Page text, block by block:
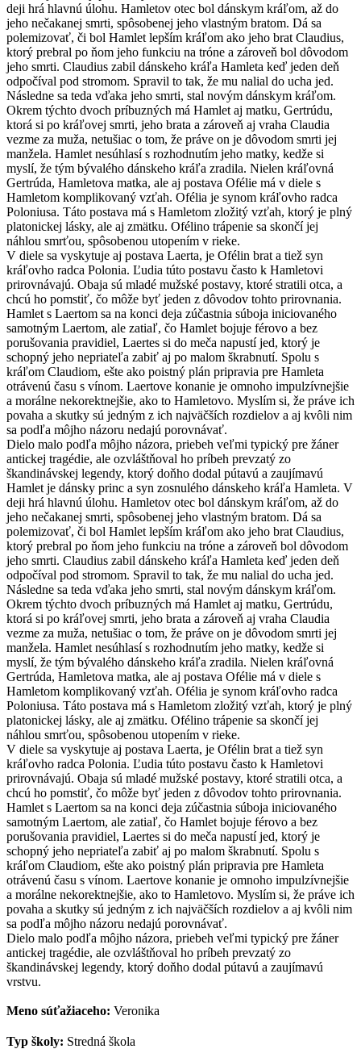
deji hrá hlavnú úlohu. Hamletov otec bol dánskym kráľom, až do
jeho nečakanej smrti, spôsobenej jeho vlastným bratom. Dá sa
polemizovať, či bol Hamlet lepším kráľom ako jeho brat Claudius,
ktorý prebral po ňom jeho funkciu na tróne a zároveň bol dôvodom
jeho smrti. Claudius zabil dánskeho kráľa Hamleta keď jeden deň
odpočíval pod stromom. Spravil to tak, že mu nalial do ucha jed.
Následne sa teda vďaka jeho smrti, stal novým dánskym kráľom.
Okrem týchto dvoch príbuzných má Hamlet aj matku, Gertrúdu,
ktorá si po kráľovej smrti, jeho brata a zároveň aj vraha Claudia
vezme za muža, netušiac o tom, že práve on je dôvodom smrti jej
manžela. Hamlet nesúhlasí s rozhodnutím jeho matky, kedže si
myslí, že tým bývalého dánskeho kráľa zradila. Nielen kráľovná
Gertrúda, Hamletova matka, ale aj postava Ofélie má v diele s
Hamletom komplikovaný vzťah. Ofélia je synom kráľovho radca
Poloniusa. Táto postava má s Hamletom zložitý vzťah, ktorý je plný
platonickej lásky, ale aj zmätku. Ofélino trápenie sa skončí jej
náhlou smrťou, spôsobenou utopením v rieke.
V diele sa vyskytuje aj postava Laerta, je Ofélin brat a tiež syn
kráľovho radca Polonia. Ľudia túto postavu často k Hamletovi
prirovnávajú. Obaja sú mladé mužské postavy, ktoré stratili otca, a
chcú ho pomstiť, čo môže byť jeden z dôvodov tohto prirovnania.
Hamlet s Laertom sa na konci deja zúčastnia súboja iniciovaného
samotným Laertom, ale zatiaľ, čo Hamlet bojuje férovo a bez
porušovania pravidiel, Laertes si do meča napustí jed, ktorý je
schopný jeho nepriateľa zabiť aj po malom škrabnutí. Spolu s
kráľom Claudiom, ešte ako poistný plán pripravia pre Hamleta
otrávenú času s vínom. Laertove konanie je omnoho impulzívnejšie
a morálne nekorektnejšie, ako to Hamletovo. Myslím si, že práve ich
povaha a skutky sú jedným z ich najväčších rozdielov a aj kvôli nim
sa podľa môjho názoru nedajú porovnávať.
Dielo malo podľa môjho názora, priebeh veľmi typický pre žáner
antickej tragédie, ale ozvláštňoval ho príbeh prevzatý zo
škandinávskej legendy, ktorý doňho dodal pútavú a zaujímavú
Hamlet je dánsky princ a syn zosnulého dánskeho kráľa Hamleta. V
deji hrá hlavnú úlohu. Hamletov otec bol dánskym kráľom, až do
jeho nečakanej smrti, spôsobenej jeho vlastným bratom. Dá sa
polemizovať, či bol Hamlet lepším kráľom ako jeho brat Claudius,
ktorý prebral po ňom jeho funkciu na tróne a zároveň bol dôvodom
jeho smrti. Claudius zabil dánskeho kráľa Hamleta keď jeden deň
odpočíval pod stromom. Spravil to tak, že mu nalial do ucha jed.
Následne sa teda vďaka jeho smrti, stal novým dánskym kráľom.
Okrem týchto dvoch príbuzných má Hamlet aj matku, Gertrúdu,
ktorá si po kráľovej smrti, jeho brata a zároveň aj vraha Claudia
vezme za muža, netušiac o tom, že práve on je dôvodom smrti jej
manžela. Hamlet nesúhlasí s rozhodnutím jeho matky, kedže si
myslí, že tým bývalého dánskeho kráľa zradila. Nielen kráľovná
Gertrúda, Hamletova matka, ale aj postava Ofélie má v diele s
Hamletom komplikovaný vzťah. Ofélia je synom kráľovho radca
Poloniusa. Táto postava má s Hamletom zložitý vzťah, ktorý je plný
platonickej lásky, ale aj zmätku. Ofélino trápenie sa skončí jej
náhlou smrťou, spôsobenou utopením v rieke.
V diele sa vyskytuje aj postava Laerta, je Ofélin brat a tiež syn
kráľovho radca Polonia. Ľudia túto postavu často k Hamletovi
prirovnávajú. Obaja sú mladé mužské postavy, ktoré stratili otca, a
chcú ho pomstiť, čo môže byť jeden z dôvodov tohto prirovnania.
Hamlet s Laertom sa na konci deja zúčastnia súboja iniciovaného
samotným Laertom, ale zatiaľ, čo Hamlet bojuje férovo a bez
porušovania pravidiel, Laertes si do meča napustí jed, ktorý je
schopný jeho nepriateľa zabiť aj po malom škrabnutí. Spolu s
kráľom Claudiom, ešte ako poistný plán pripravia pre Hamleta
otrávenú času s vínom. Laertove konanie je omnoho impulzívnejšie
a morálne nekorektnejšie, ako to Hamletovo. Myslím si, že práve ich
povaha a skutky sú jedným z ich najväčších rozdielov a aj kvôli nim
sa podľa môjho názoru nedajú porovnávať.
Dielo malo podľa môjho názora, priebeh veľmi typický pre žáner
antickej tragédie, ale ozvláštňoval ho príbeh prevzatý zo
škandinávskej legendy, ktorý doňho dodal pútavú a zaujímavú
vrstvu.
Meno súťažiaceho: Veronika
Typ školy: Stredná škola